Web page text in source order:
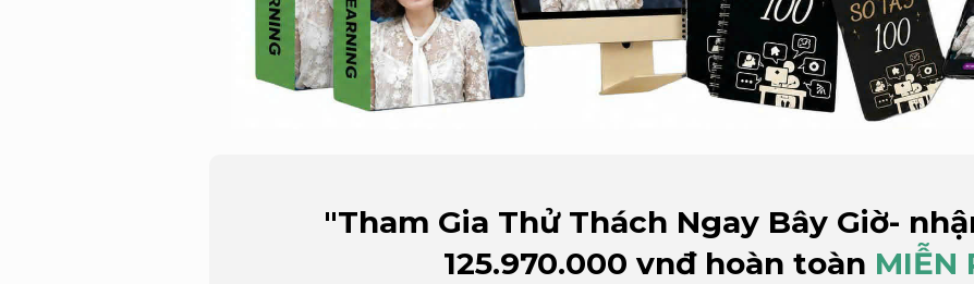
"Tham Gia Thử Thách Ngay Bây Giờ-
125.970.000 vnđ hoàn toàn MIỄN